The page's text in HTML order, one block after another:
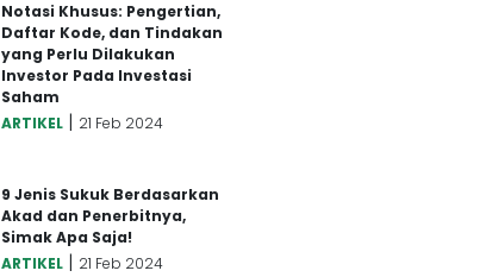
Notasi Khusus: Pengertian,
Daftar Kode, dan Tindakan
yang Perlu Dilakukan
Investor Pada Investasi
Saham
ARTIKEL | 21 Feb 2024
9 Jenis Sukuk Berdasarkan
Akad dan Penerbitnya,
Simak Apa Saja!
ARTIKEL | 21 Feb 2024